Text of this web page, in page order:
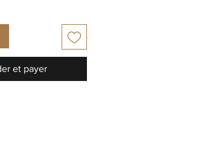
et payer